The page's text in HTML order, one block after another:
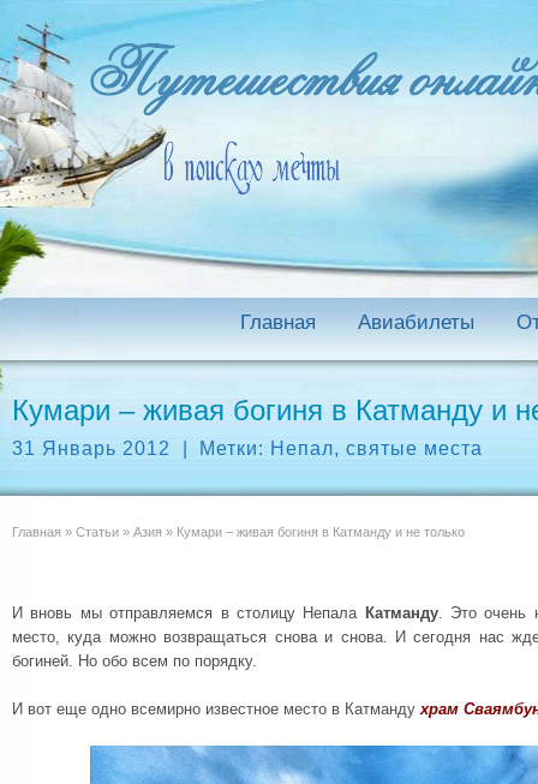
Главная Авиабилеты
Кумари – живая богиня в Катманду и
31 Январь 2012 Метки: Непал,святые места
Главная » Статьи » Азия » Кумари – живая богиня в Катманду и не только
И вновь мы отправляемся в столицу Непала Катманду. Это очень
место, куда можно возвращаться снова и снова. И сегодня нас
богиней. Но обо всем по порядку.
И вот еще одно всемирно известное место в Катмандухрам